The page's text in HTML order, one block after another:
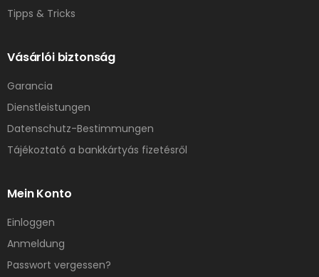
Tipps & Tricks
Vásárlói biztonság
Garancia
Dienstleistungen
Datenschutz-Bestimmungen
Tájékoztató a bankkártyás fizetésről
Mein Konto
Einloggen
Anmeldung
Passwort vergessen?